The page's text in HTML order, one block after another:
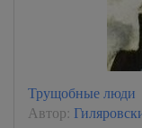
Трущобные люди
Автор: